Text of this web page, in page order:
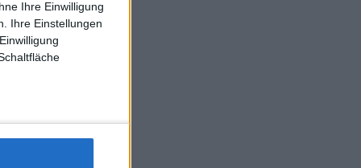
Ihre Einwilligung
Ihre Einstellungen
L-Struff wahrscheinlich morge 3 Spiele absolvieren (2.
1x Doppel) dank der hervorragenden Unterstützung
für F-A-A